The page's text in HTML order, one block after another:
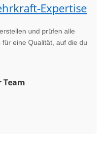
Expertise
und prüfen alle
eine Qualität, auf die du